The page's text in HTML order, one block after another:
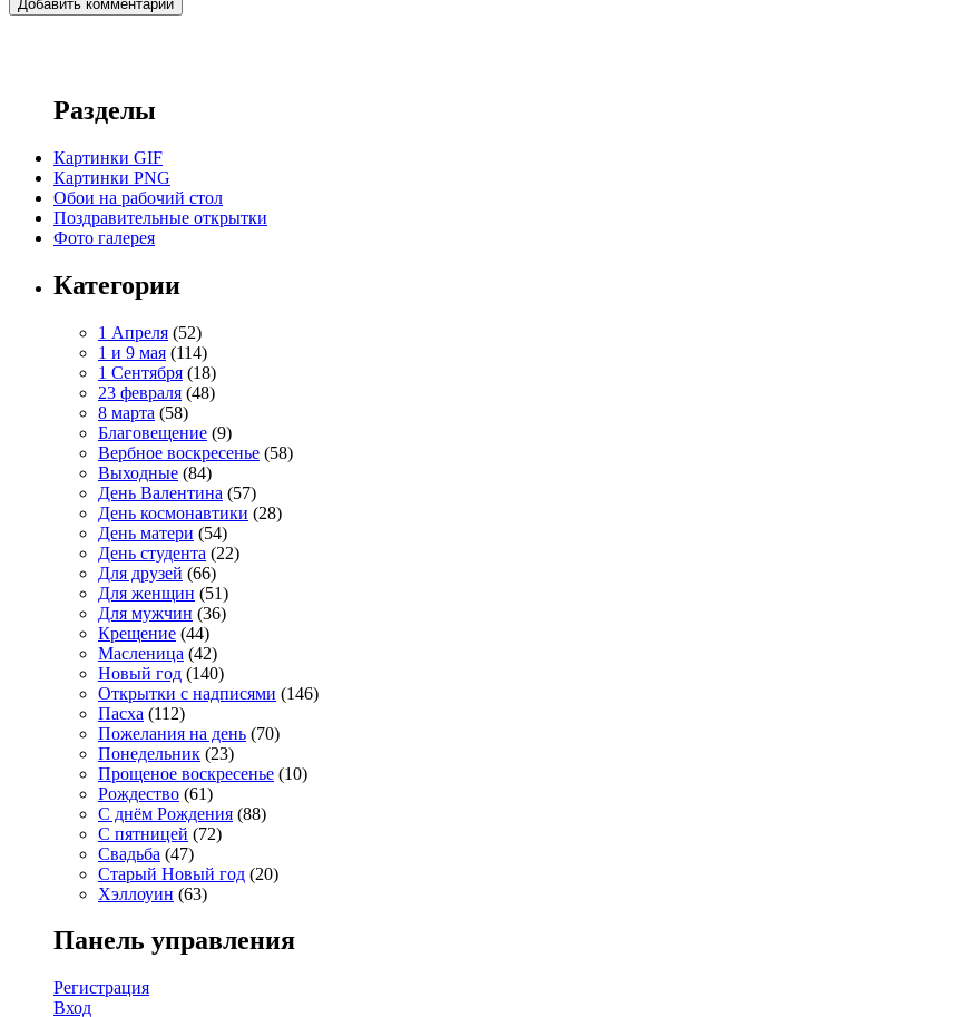
Разделы
Картинки GIF
Картинки PNG
Обои на рабочий стол
Поздравительные открытки
Фото галерея
Категории
1 Апреля (52)
1 и 9 мая (114)
1 Сентября (18)
23 февраля (48)
8 марта (58)
Благовещение (9)
Вербное воскресенье (58)
Выходные (84)
День Валентина (57)
День космонавтики (28)
День матери (54)
День студента (22)
Для друзей (66)
Для женщин (51)
Для мужчин (36)
Крещение (44)
Масленица (42)
Новый год (140)
Открытки с надписями (146)
Пасха (112)
Пожелания на день (70)
Понедельник (23)
Прощеное воскресенье (10)
Рождество (61)
С днём Рождения (88)
С пятницей (72)
Свадьба (47)
Старый Новый год (20)
Хэллоуин (63)
Панель управления
Регистрация
Вход